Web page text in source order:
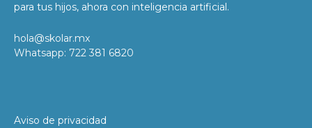
para tus hijos, ahora con inteligencia artificial.
hola@skolar.mx
Whatsapp: 722 381 6820
Aviso de privacidad